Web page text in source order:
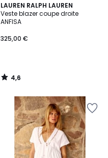
LAUREN RALPH LAUREN
Veste blazer coupe droite
ANFISA
325,00 €
4,6
/ 5
4,6
/